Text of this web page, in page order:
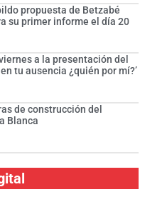
propuesta de Betzabé
su primer informe el día 20
a la presentación del
en tu ausencia ¿quién por mí?’
de construcción del
Blanca